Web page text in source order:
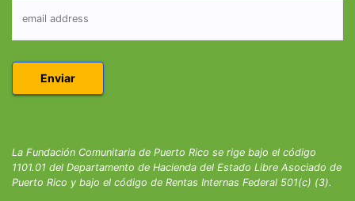
La Fundación Comunitaria de Puerto Rico se rige bajo el código
1101.01 del Departamento de Hacienda del Estado Libre Asociado de
Puerto Rico y bajo el código de Rentas Internas Federal 501(c) (3).